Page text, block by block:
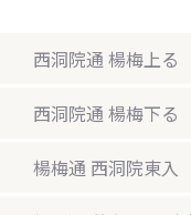
西洞院通 楊梅上る
西洞院通 楊梅下る
楊梅通 西洞院東入